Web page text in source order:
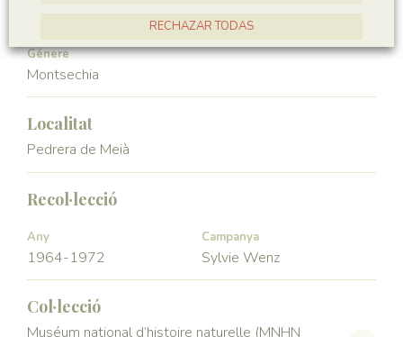
Génere
Montsechia
Localitat
Pedrera de Meià
Recol·lecció
Any
1964-1972
Campanya
Sylvie Wenz
Col·lecció
Muséum national d’histoire naturelle (MNHN
RECHAZAR TODAS
ACCEPTAR TOTES